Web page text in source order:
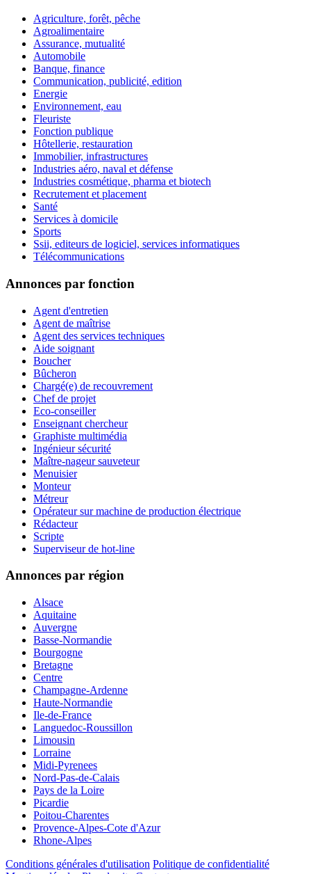
Agriculture, forêt, pêche
Agroalimentaire
Assurance, mutualité
Automobile
Banque, finance
Communication, publicité, edition
Energie
Environnement, eau
Fleuriste
Fonction publique
Hôtellerie, restauration
Immobilier, infrastructures
Industries aéro, naval et défense
Industries cosmétique, pharma et biotech
Recrutement et placement
Santé
Services à domicile
Sports
Ssii, editeurs de logiciel, services informatiques
Télécommunications
Annonces par fonction
Agent d'entretien
Agent de maîtrise
Agent des services techniques
Aide soignant
Boucher
Bûcheron
Chargé(e) de recouvrement
Chef de projet
Eco-conseiller
Enseignant chercheur
Graphiste multimédia
Ingénieur sécurité
Maître-nageur sauveteur
Menuisier
Monteur
Métreur
Opérateur sur machine de production électrique
Rédacteur
Scripte
Superviseur de hot-line
Annonces par région
Alsace
Aquitaine
Auvergne
Basse-Normandie
Bourgogne
Bretagne
Centre
Champagne-Ardenne
Haute-Normandie
Ile-de-France
Languedoc-Roussillon
Limousin
Lorraine
Midi-Pyrenees
Nord-Pas-de-Calais
Pays de la Loire
Picardie
Poitou-Charentes
Provence-Alpes-Cote d'Azur
Rhone-Alpes
Conditions générales d'utilisation Politique de confidentialité